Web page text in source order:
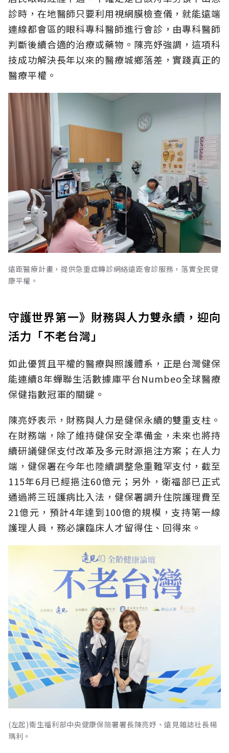
診時，在地醫師只要利用視網膜檢查儀，就能遠端
連線都會區的眼科專科醫師進行會診，由專科醫師
判斷後續合適的治療或藥物。陳亮妤強調，這項科
技成功解決長年以來的醫療城鄉落差，實踐真正的
醫療平權。
遠距醫療計畫，提供急重症轉診網絡遠距會診服務，落實全民健
康平權。
守護世界第一》財務與人力雙永續，迎向
活力「不老台灣」
如此優質且平權的醫療與照護體系，正是台灣健保
能連續8年蟬聯生活數據庫平台Numbeo全球醫療
保健指數冠軍的關鍵。
陳亮妤表示，財務與人力是健保永續的雙重支柱。
在財務端，除了維持健保安全準備金，未來也將持
續研議健保支付改革及多元財源挹注方案；在人力
端，健保署在今年也陸續調整急重難罕支付，截至
115年6月已經挹注60億元；另外，衛福部已正式
通過將三班護病比入法，健保署調升住院護理費至
21億元，預計4年達到100億的規模，支持第一線
護理人員，務必讓臨床人才留得住、回得來。
(左起)衛生福利部中央健康保險署署長陳亮妤、遠見雜誌社長楊
瑪利。